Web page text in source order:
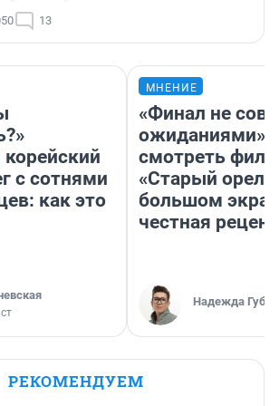
13
с сотнями
как это
МНЕНИЕ
«Финал не
ожиданиями»:
смотреть
«Старый орел»
большом
честная
Надежда
РЕКОМЕНДУЕМ